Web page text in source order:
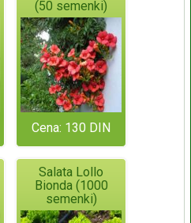
(50 semenki)
Cena: 130 DIN
Salata Lollo
Bionda (1000
semenki)